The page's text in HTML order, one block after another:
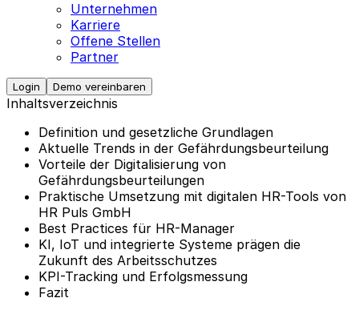
Unternehmen
Karriere
Offene Stellen
Partner
Login Demo vereinbaren
Inhaltsverzeichnis
Definition und gesetzliche Grundlagen
Aktuelle Trends in der Gefährdungsbeurteilung
Vorteile der Digitalisierung von
Gefährdungsbeurteilungen
Praktische Umsetzung mit digitalen HR-Tools von
HR Puls GmbH
Best Practices für HR-Manager
KI, IoT und integrierte Systeme prägen die
Zukunft des Arbeitsschutzes
KPI-Tracking und Erfolgsmessung
Fazit